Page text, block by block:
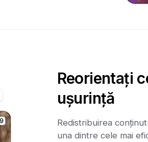
Reorientați
ușurință
Redistribuirea
una dintre cele mai